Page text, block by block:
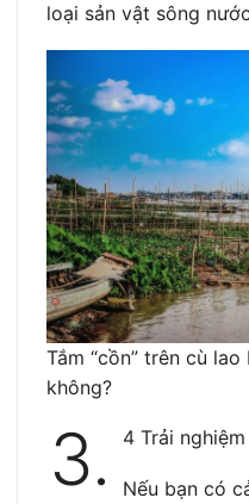
loại sản vật sông
Tắm “cồn” trên cù
không?
3. 4 Trải
Nếu bạn có